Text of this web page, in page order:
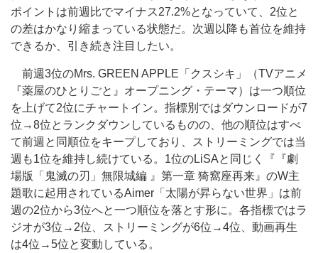
ポイントは前週比でマイナス27.2%となっていて、2位と
の差はかなり縮まっている状態だ。次週以降も首位を維持
できるか、引き続き注目したい。
前週3位のMrs. GREEN APPLE「クスシキ」（TVアニメ
『薬屋のひとりごと』オープニング・テーマ）は一つ順位
を上げて2位にチャートイン。指標別ではダウンロードが7
位→8位とランクダウンしているものの、他の順位はすべ
て前週と同順位をキープしており、ストリーミングでは当
週も1位を維持し続けている。1位のLiSAと同じく『『劇
場版「鬼滅の刃」無限城編 』第一章 猗窩座再来』のW主
題歌に起用されているAimer「太陽が昇らない世界」は前
週の2位から3位へと一つ順位を落とす形に。各指標ではラ
ジオが3位→2位、ストリーミングが6位→4位、動画再生
は4位→5位と変動している。